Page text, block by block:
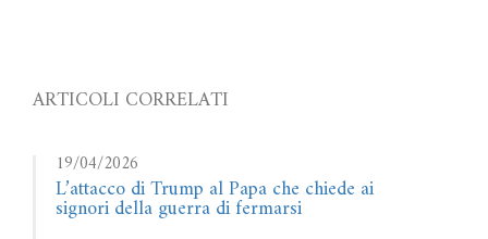
ARTICOLI CORRELATI
19/04/2026
L’attacco di Trump al Papa che chiede ai
signori della guerra di fermarsi